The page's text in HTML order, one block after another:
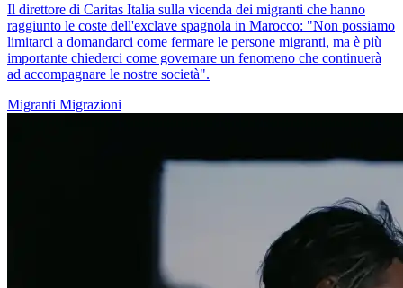
Il direttore di Caritas Italia sulla vicenda dei migranti che hanno
raggiunto le coste dell'exclave spagnola in Marocco: "Non possiamo
limitarci a domandarci come fermare le persone migranti, ma è più
importante chiederci come governare un fenomeno che continuerà
ad accompagnare le nostre società".
Migranti Migrazioni